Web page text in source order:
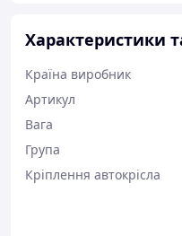
Характеристики
Країна виробник
Артикул
Вага
Група
Кріплення автокрісла